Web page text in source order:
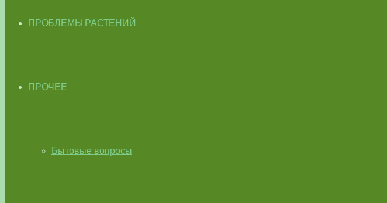
ПРОБЛЕМЫ РАСТЕНИЙ
ПРОЧЕЕ
Бытовые вопросы